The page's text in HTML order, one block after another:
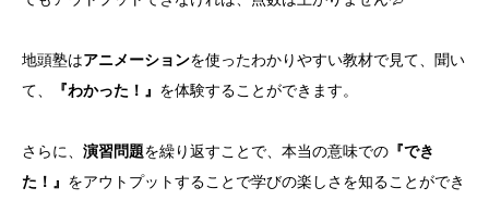
地頭塾はアニメーションを使ったわかりやすい教材で見て、聞い
て、
『わかった！』 を体験することができます。
さらに、 演習問題を繰り返すことで、本当の意味での 『でき
た！』 をアウトプットすることで学びの楽しさを知ることができ
よくある質問
無料体験予約